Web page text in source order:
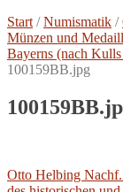
Start /Numismatik /
Münzen und
Bayerns (nach
100159BB.jpg
Vorheriger
Otto Helbing